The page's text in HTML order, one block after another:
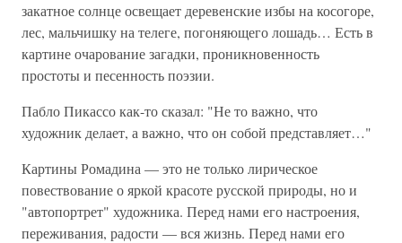
закатное солнце освещает деревенские избы на косогоре,
лес, мальчишку на телеге, погоняющего лошадь… Есть в
картине очарование загадки, проникновенность
простоты и песенность поэзии.
Пабло Пикассо как-то сказал: "Не то важно, что
художник делает, а важно, что он собой представляет…"
Картины Ромадина — это не только лирическое
повествование о яркой красоте русской природы, но и
"автопортрет" художника. Перед нами его настроения,
переживания, радости — вся жизнь. Перед нами его